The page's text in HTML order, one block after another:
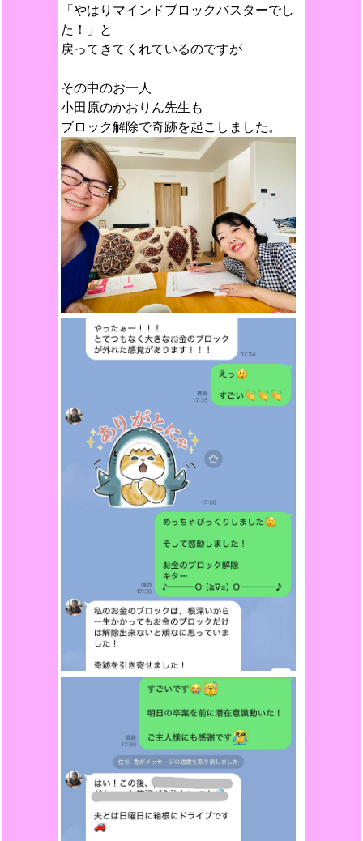
「やはりマインドブロックバスターでし
た！」と
戻ってきてくれているのですが
その中のお一人
小田原のかおりん先生も
ブロック解除で奇跡を起こしました。